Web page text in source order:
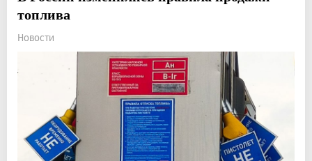
топлива
Новости